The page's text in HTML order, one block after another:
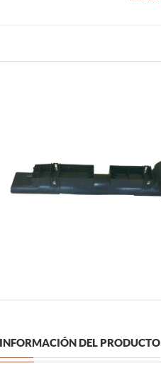
INFORMACIÓN DEL PRODUCTO